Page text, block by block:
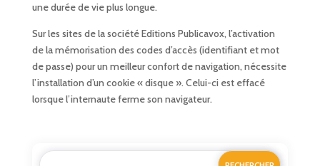
une durée de vie plus longue.
Sur les sites de la société Editions Publicavox, l’activation
de la mémorisation des codes d’accès (identifiant et mot
de passe) pour un meilleur confort de navigation, nécessite
l’installation d’un cookie « disque ». Celui-ci est effacé
lorsque l’internaute ferme son navigateur.